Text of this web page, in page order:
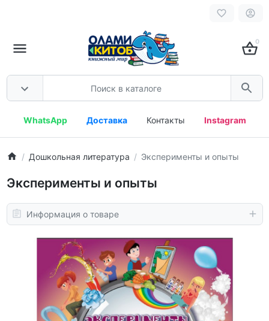
0
WhatsApp Доставка Контакты Instagram
Дошкольная литература Эксперименты и опыты
Эксперименты и опыты
Информация о товаре